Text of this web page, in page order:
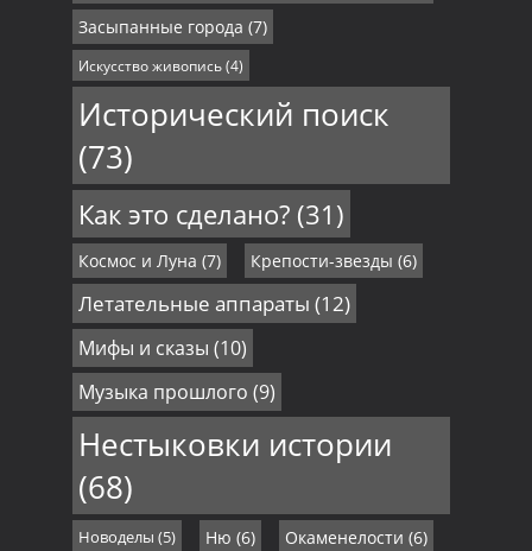
Засыпанные города (7)
Искусство живопись(4)
Исторический поиск
(73)
Как это сделано?(31)
Космос и Луна (7) Крепости-звезды (6)
Летательные аппараты (12)
Мифы и сказы (10)
Музыка прошлого (9)
Нестыковки истории
(68)
Новоделы (5) Ню (6) Окаменелости (6)